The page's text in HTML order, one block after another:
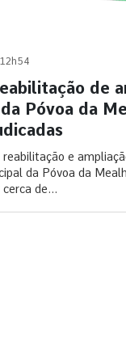
de
Póvoa da
reabilitação e
da Póvoa da
de...